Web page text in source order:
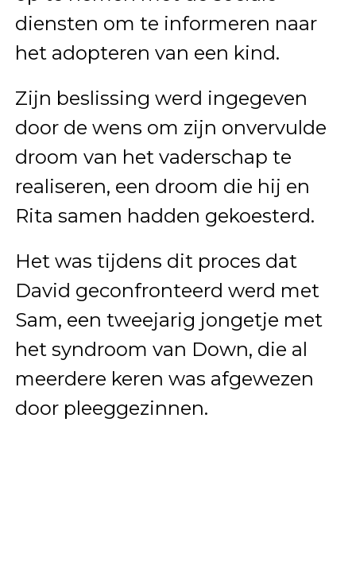
diensten om te informeren naar
het adopteren van een kind.
Zijn beslissing werd ingegeven
door de wens om zijn onvervulde
droom van het vaderschap te
realiseren, een droom die hij en
Rita samen hadden gekoesterd.
Het was tijdens dit proces dat
David geconfronteerd werd met
Sam, een tweejarig jongetje met
het syndroom van Down, die al
meerdere keren was afgewezen
door pleeggezinnen.